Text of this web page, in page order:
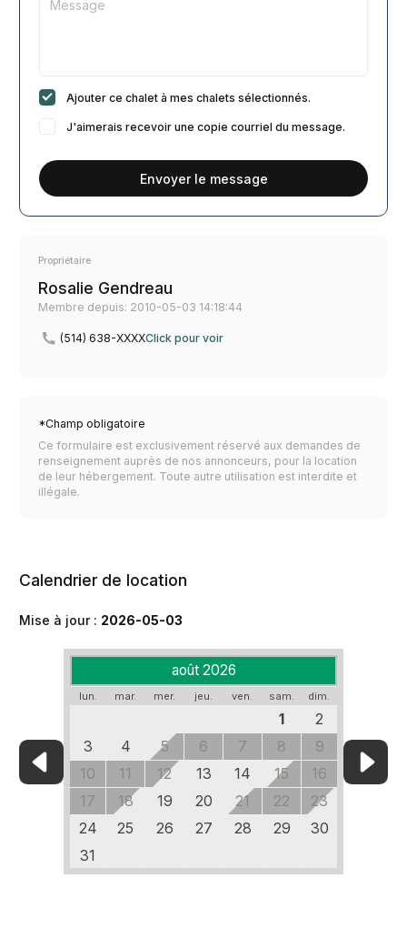
Propriétaire
Rosalie Gendreau
Membre depuis: 2010-05-03 14:18:44
(514) 638-XXXXClick pour voir
*Champ obligatoire
Ce formulaire est exclusivement réservé aux demandes de
renseignement auprès de nos annonceurs, pour la location
de leur hébergement. Toute autre utilisation est interdite et
illégale.
Ajouter ce chalet à mes chalets sélectionnés.
J'aimerais recevoir une copie courriel du message.
Envoyer le message
Calendrier de location
Mise à jour : 2026-05-03
août 2026
lun. mar. mer. jeu. ven. sam. dim.
1
2
3
4 5 6 7 8
9
10
11 12 13 14 15
16
17
18 19 20 21 22
23
24
25 26 27 28 29
30
31